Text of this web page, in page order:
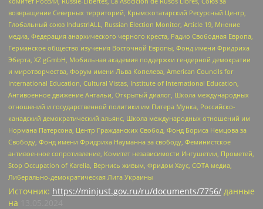
возвращение Северных территорий, Крымскотатарский Ресурсный Центр,
Глобальный союз IndustriALL, Russian Election Monitor, Article 19, Мнение
медиа, Федерация анархического черного креста, Радио Свободная Европа,
Германское общество изучения Восточной Европы, Фонд имени Фридриха
Эберта, XZ gGmbH, Мобильная академия поддержки гендерной демократии
и миротворчества, Форум имени Льва Копелева, American Councils for
International Education, Cultural Vistas, Institute of International Education,
Антивоенное движение Антальи, Открытый диалог, Школа международных
отношений и государственной политики им Питера Мунка, Российско-
канадский демократический альянс, Школа международных отношений им
Нормана Патерсона, Центр Гражданских Свобод, Фонд Бориса Немцова за
Свободу, Фонд имени Фридриха Науманна за свободу, Феминистское
антивоенное сопротивление, Комитет независимости Ингушетии, Прометей,
Stop Occupation of Karelia, Вернись живым, Фридом Хаус, СОТА медиа,
Либерально-демократическая Лига Украины
Источник: https://minjust.gov.ru/ru/documents/7756/ данные
на